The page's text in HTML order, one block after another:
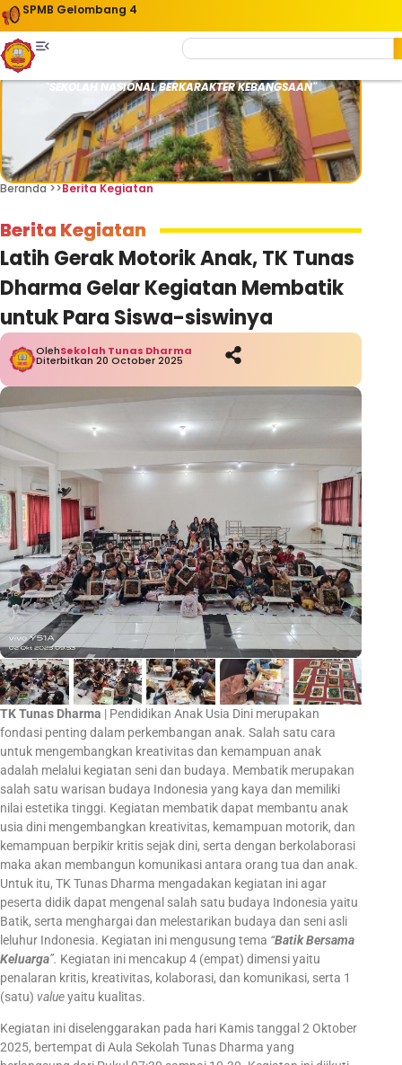
SPMB Gelombang 4
"SEKOLAH NASIONAL BERKARAKTER KEBANGSAAN"
Beranda >>Berita Kegiatan
Berita Kegiatan
Latih Gerak Motorik Anak, TK Tunas
Dharma Gelar Kegiatan Membatik
untuk Para Siswa-siswinya
OlehSekolah Tunas Dharma
Diterbitkan 20 October 2025
TK Tunas Dharma | Pendidikan Anak Usia Dini merupakan
fondasi penting dalam perkembangan anak. Salah satu cara
untuk mengembangkan kreativitas dan kemampuan anak
adalah melalui kegiatan seni dan budaya. Membatik merupakan
salah satu warisan budaya Indonesia yang kaya dan memiliki
nilai estetika tinggi. Kegiatan membatik dapat membantu anak
usia dini mengembangkan kreativitas, kemampuan motorik, dan
kemampuan berpikir kritis sejak dini, serta dengan berkolaborasi
maka akan membangun komunikasi antara orang tua dan anak.
Untuk itu, TK Tunas Dharma mengadakan kegiatan ini agar
peserta didik dapat mengenal salah satu budaya Indonesia yaitu
Batik, serta menghargai dan melestarikan budaya dan seni asli
leluhur Indonesia. Kegiatan ini mengusung tema “Batik Bersama
Keluarga”. Kegiatan ini mencakup 4 (empat) dimensi yaitu
penalaran kritis, kreativitas, kolaborasi, dan komunikasi, serta 1
(satu) valueyaitu kualitas.
Kegiatan ini diselenggarakan pada hari Kamis tanggal 2 Oktober
2025, bertempat di Aula Sekolah Tunas Dharma yang